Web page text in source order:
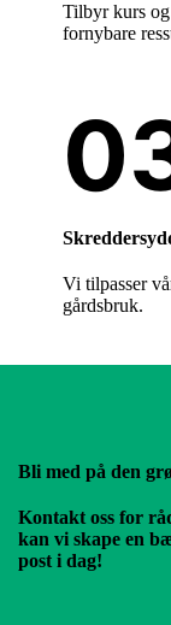
Tilbyr kurs
fornybare
Vi tilpasser
gårdsbruk.
Bli med på den
Kontakt oss for
kan vi skape en
post i dag!